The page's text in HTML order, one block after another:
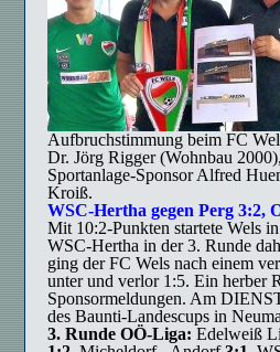
Aufbruchstimmung beim FC
Dr. Jörg Rigger (Wohnbau
Sportanlage-Sponsor Alfred
Kroiß.
WSC-Hertha gegen Perg 3:2,
Mit 10:2-Punkten startete Wels
WSC-Hertha in der 3. Runde
ging der FC Wels nach einem
unter und verlor 1:5. Ein herber
Sponsormeldungen. Am
des Baunti-Landescups in
3. Runde OÖ-Liga: Edelweiß